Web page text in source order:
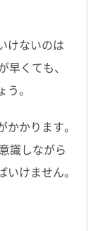
けないのは
早くても、
。
かります。
識しながら
けません。